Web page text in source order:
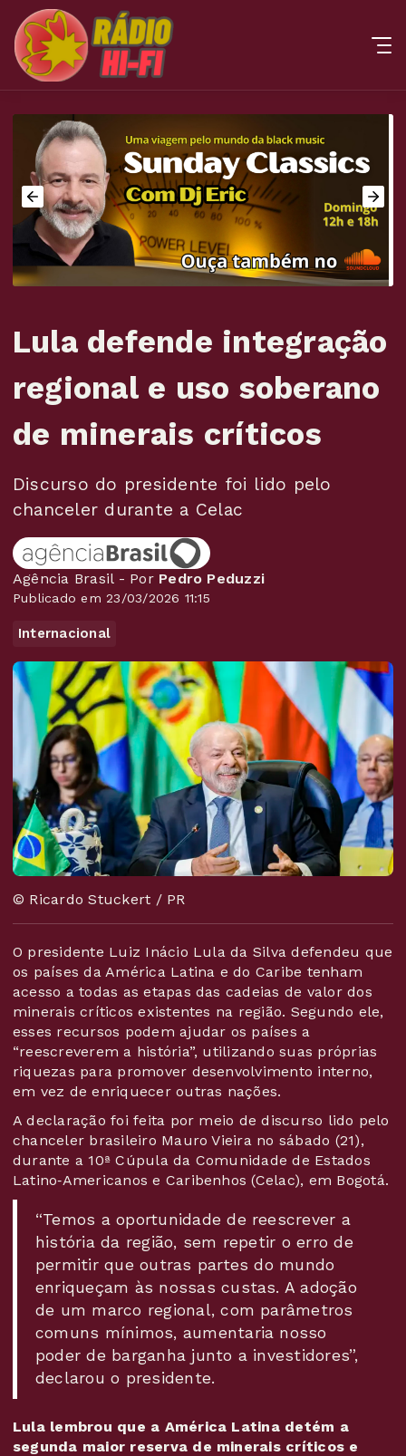
Lula defende integração
regional e uso soberano
de minerais críticos
Discurso do presidente foi lido pelo
chanceler durante a Celac
Agência Brasil - Por Pedro Peduzzi
Publicado em 23/03/2026 11:15
Internacional
© Ricardo Stuckert / PR
O presidente Luiz Inácio Lula da Silva defendeu que
os países da América Latina e do Caribe tenham
acesso a todas as etapas das cadeias de valor dos
minerais críticos existentes na região. Segundo ele,
esses recursos podem ajudar os países a
“reescreverem a história”, utilizando suas próprias
riquezas para promover desenvolvimento interno,
em vez de enriquecer outras nações.
A declaração foi feita por meio de discurso lido pelo
chanceler brasileiro Mauro Vieira no sábado (21),
durante a 10ª Cúpula da Comunidade de Estados
Latino‑Americanos e Caribenhos (Celac), em Bogotá.
“Temos a oportunidade de reescrever a
história da região, sem repetir o erro de
permitir que outras partes do mundo
enriqueçam às nossas custas. A adoção
de um marco regional, com parâmetros
comuns mínimos, aumentaria nosso
poder de barganha junto a investidores”,
declarou o presidente.
Lula lembrou que a América Latina detém a
segunda maior reserva de minerais críticos e